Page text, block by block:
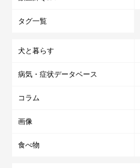
タグ一覧
犬と暮らす
病気・症状データベース
コラム
画像
食べ物